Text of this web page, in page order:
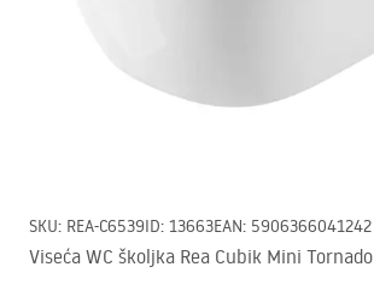
SKU: REA-C6539ID: 13663EAN: 5906366041242
Viseća WC školjka Rea Cubik Mini Tornado